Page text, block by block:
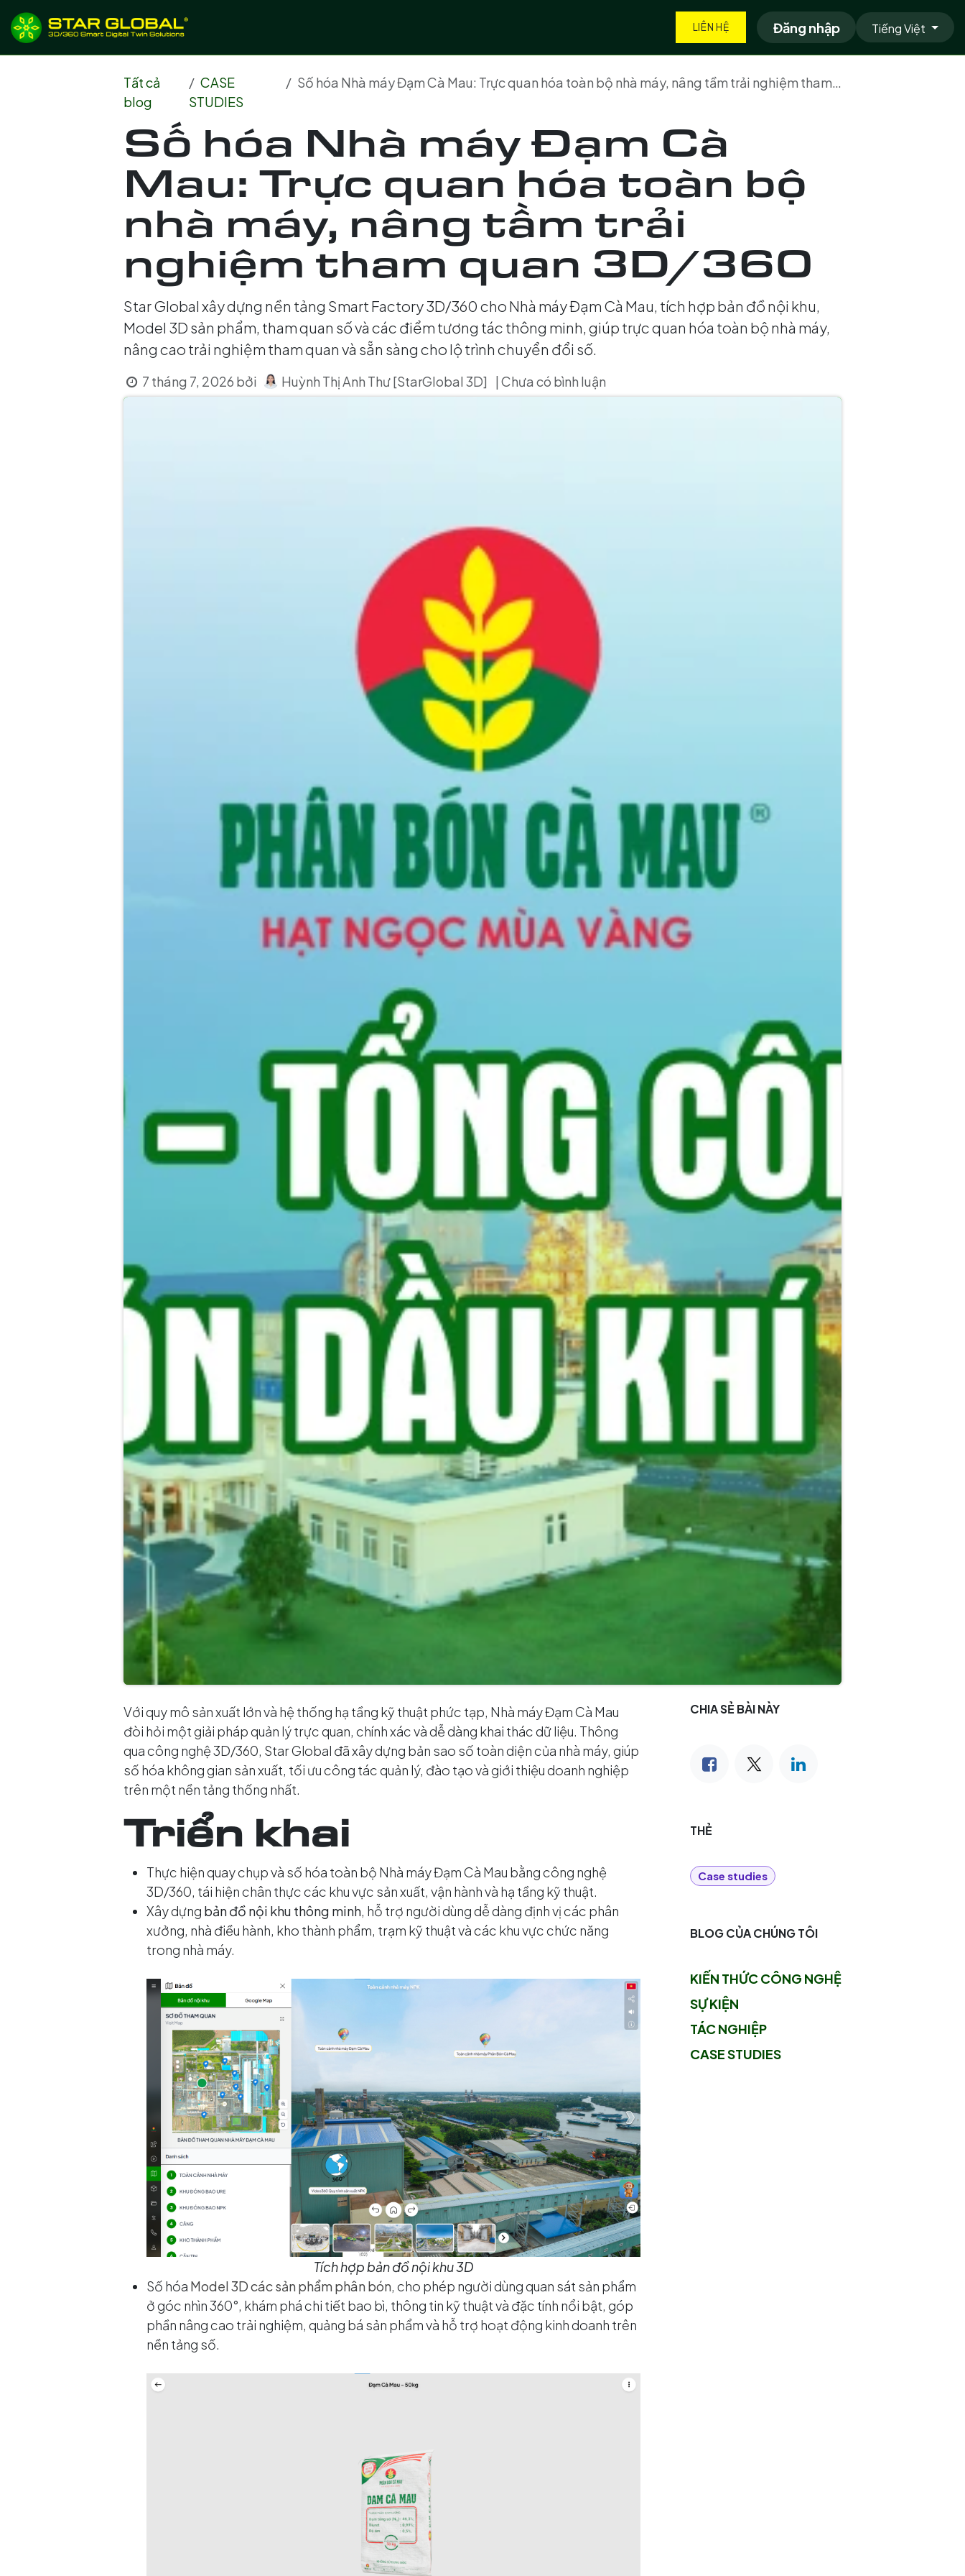
Tuyển dụng Tin tức Sự kiện Báo giá
LIÊN HỆ Đăng nhập Tiếng Việt
Tất cả
blog
CASE
STUDIES
Số hóa Nhà máy Đạm Cà Mau: Trực quan hóa toàn bộ nhà máy, nâng tầm trải nghiệm tham quan 3D/360
Số hóa Nhà máy Đạm Cà
Mau: Trực quan hóa toàn bộ
nhà máy, nâng tầm trải
nghiệm tham quan 3D/360
Star Global xây dựng nền tảng Smart Factory 3D/360 cho Nhà máy Đạm Cà Mau, tích hợp bản đồ nội khu,
Model 3D sản phẩm, tham quan số và các điểm tương tác thông minh, giúp trực quan hóa toàn bộ nhà máy,
nâng cao trải nghiệm tham quan và sẵn sàng cho lộ trình chuyển đổi số.
7 tháng 7, 2026 bởi Huỳnh Thị Anh Thư [StarGlobal 3D] | Chưa có bình luận
Với quy mô sản xuất lớn và hệ thống hạ tầng kỹ thuật phức tạp, Nhà máy Đạm Cà Mau
đòi hỏi một giải pháp quản lý trực quan, chính xác và dễ dàng khai thác dữ liệu. Thông
qua công nghệ 3D/360, Star Global đã xây dựng bản sao số toàn diện của nhà máy, giúp
số hóa không gian sản xuất, tối ưu công tác quản lý, đào tạo và giới thiệu doanh nghiệp
trên một nền tảng thống nhất.
Triển khai
Thực hiện quay chụp và số hóa toàn bộ Nhà máy Đạm Cà Mau bằng công nghệ
3D/360, tái hiện chân thực các khu vực sản xuất, vận hành và hạ tầng kỹ thuật.
Xây dựng bản đồ nội khu thông minh, hỗ trợ người dùng dễ dàng định vị các phân
xưởng, nhà điều hành, kho thành phẩm, trạm kỹ thuật và các khu vực chức năng
trong nhà máy.
Tích hợp bản đồ nội khu 3D
Số hóa Model 3D các sản phẩm phân bón, cho phép người dùng quan sát sản phẩm
ở góc nhìn 360°, khám phá chi tiết bao bì, thông tin kỹ thuật và đặc tính nổi bật, góp
phần nâng cao trải nghiệm, quảng bá sản phẩm và hỗ trợ hoạt động kinh doanh trên
nền tảng số.
CHIA SẺ BÀI NÀY
THẺ
Case studies
BLOG CỦA CHÚNG TÔI
KIẾN THỨC CÔNG NGHỆ
SỰ KIỆN
TÁC NGHIỆP
CASE STUDIES